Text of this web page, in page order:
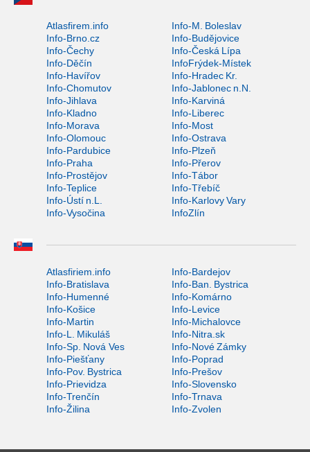
Atlasfirem.info
Info-M. Boleslav
Info-Brno.cz
Info-Budějovice
Info-Čechy
Info-Česká Lípa
Info-Děčín
InfoFrýdek-Místek
Info-Havířov
Info-Hradec Kr.
Info-Chomutov
Info-Jablonec n.N.
Info-Jihlava
Info-Karviná
Info-Kladno
Info-Liberec
Info-Morava
Info-Most
Info-Olomouc
Info-Ostrava
Info-Pardubice
Info-Plzeň
Info-Praha
Info-Přerov
Info-Prostějov
Info-Tábor
Info-Teplice
Info-Třebíč
Info-Ústí n.L.
Info-Karlovy Vary
Info-Vysočina
InfoZlín
Atlasfiriem.info
Info-Bardejov
Info-Bratislava
Info-Ban. Bystrica
Info-Humenné
Info-Komárno
Info-Košice
Info-Levice
Info-Martin
Info-Michalovce
Info-L. Mikuláš
Info-Nitra.sk
Info-Sp. Nová Ves
Info-Nové Zámky
Info-Piešťany
Info-Poprad
Info-Pov. Bystrica
Info-Prešov
Info-Prievidza
Info-Slovensko
Info-Trenčín
Info-Trnava
Info-Žilina
Info-Zvolen